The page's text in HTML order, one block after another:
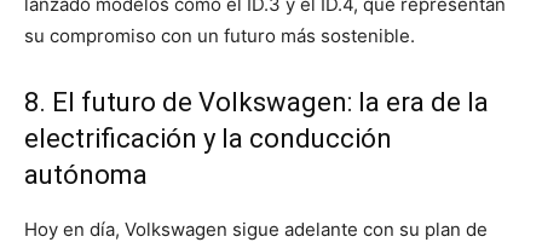
lanzado modelos como el ID.3 y el ID.4, que representan
su compromiso con un futuro más sostenible.
8. El futuro de Volkswagen: la era de la
electrificación y la conducción
autónoma
Hoy en día, Volkswagen sigue adelante con su plan de